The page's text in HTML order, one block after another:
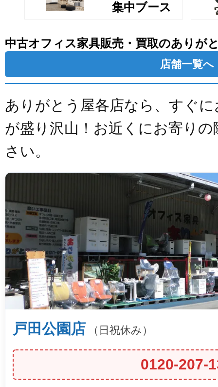
集中ブース
中古オフィス家具販売・買取のありが
店舗一覧へ
ありがとう屋各店なら、すぐ
が盛り沢山！お近くにお寄り
さい。
戸田公園店 （日祝休み）
0120-207-